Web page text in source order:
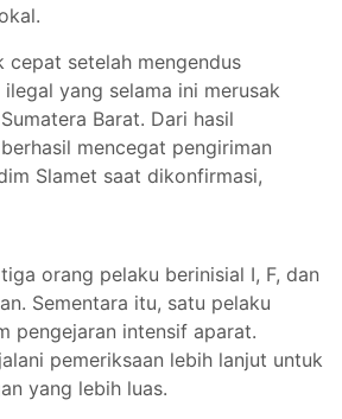
cepat setelah mengendus
yang selama ini merusak
Barat. Dari hasil
mencegat pengiriman
Slamet saat dikonfirmasi,
orang pelaku berinisial I, F, dan
Sementara itu, satu pelaku
pengejaran intensif aparat.
pemeriksaan lebih lanjut untuk
yang lebih luas.